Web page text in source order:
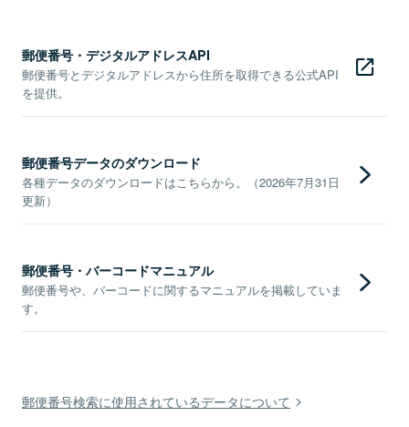
郵便番号・デジタルアドレスAPI
郵便番号とデジタルアドレスから住所を取得できる公式API
を提供。
郵便番号データのダウンロード
各種データのダウンロードはこちらから。（2026年7月31日
更新）
郵便番号・バーコードマニュアル
郵便番号や、バーコードに関するマニュアルを掲載していま
す。
郵便番号検索に使用されているデータについて